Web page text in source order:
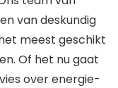
van deskundig
meest geschikt
Of het nu gaat
over energie-